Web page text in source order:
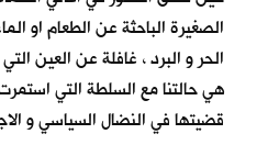
الصغيرة الباحثة عن الطعام او
الحر و البرد ، غافلة عن العين
هي حالتنا مع السلطة التي
قضيتها في النضال السياسي و